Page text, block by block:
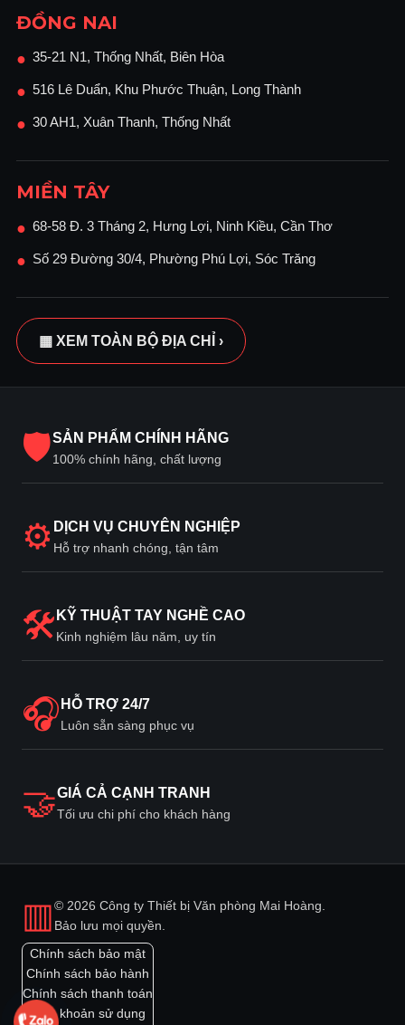
ĐỒNG NAI
● 35-21 N1, Thống Nhất, Biên Hòa
● 516 Lê Duẩn, Khu Phước Thuận, Long Thành
● 30 AH1, Xuân Thanh, Thống Nhất
MIỀN TÂY
● 68-58 Đ. 3 Tháng 2, Hưng Lợi, Ninh Kiều, Cần Thơ
● Số 29 Đường 30/4, Phường Phú Lợi, Sóc Trăng
▦ XEM TOÀN BỘ ĐỊA CHỈ ›
🛡SẢN PHẨM CHÍNH HÃNG
100% chính hãng, chất lượng
⚙ DỊCH VỤ CHUYÊN NGHIỆP
Hỗ trợ nhanh chóng, tận tâm
🛠 KỸ THUẬT TAY NGHỀ CAO
Kinh nghiệm lâu năm, uy tín
🎧 HỖ TRỢ 24/7
Luôn sẵn sàng phục vụ
🤝GIÁ CẢ CẠNH TRANH
Tối ưu chi phí cho khách hàng
▥© 2026 Công ty Thiết bị Văn phòng Mai Hoàng.
Bảo lưu mọi quyền.
Chính sách bảo mật
Chính sách bảo hành
Chính sách thanh toán
Điều khoản sử dụng